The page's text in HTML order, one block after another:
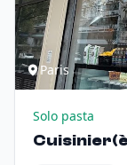
Paris
Solo pasta